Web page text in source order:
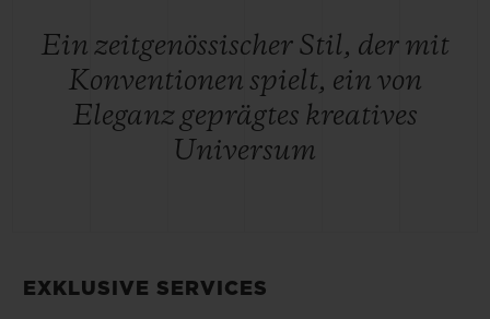
Ein zeitgenössischer Stil, der mit
Konventionen spielt, ein von
Eleganz geprägtes kreatives
Universum
EXKLUSIVE SERVICES